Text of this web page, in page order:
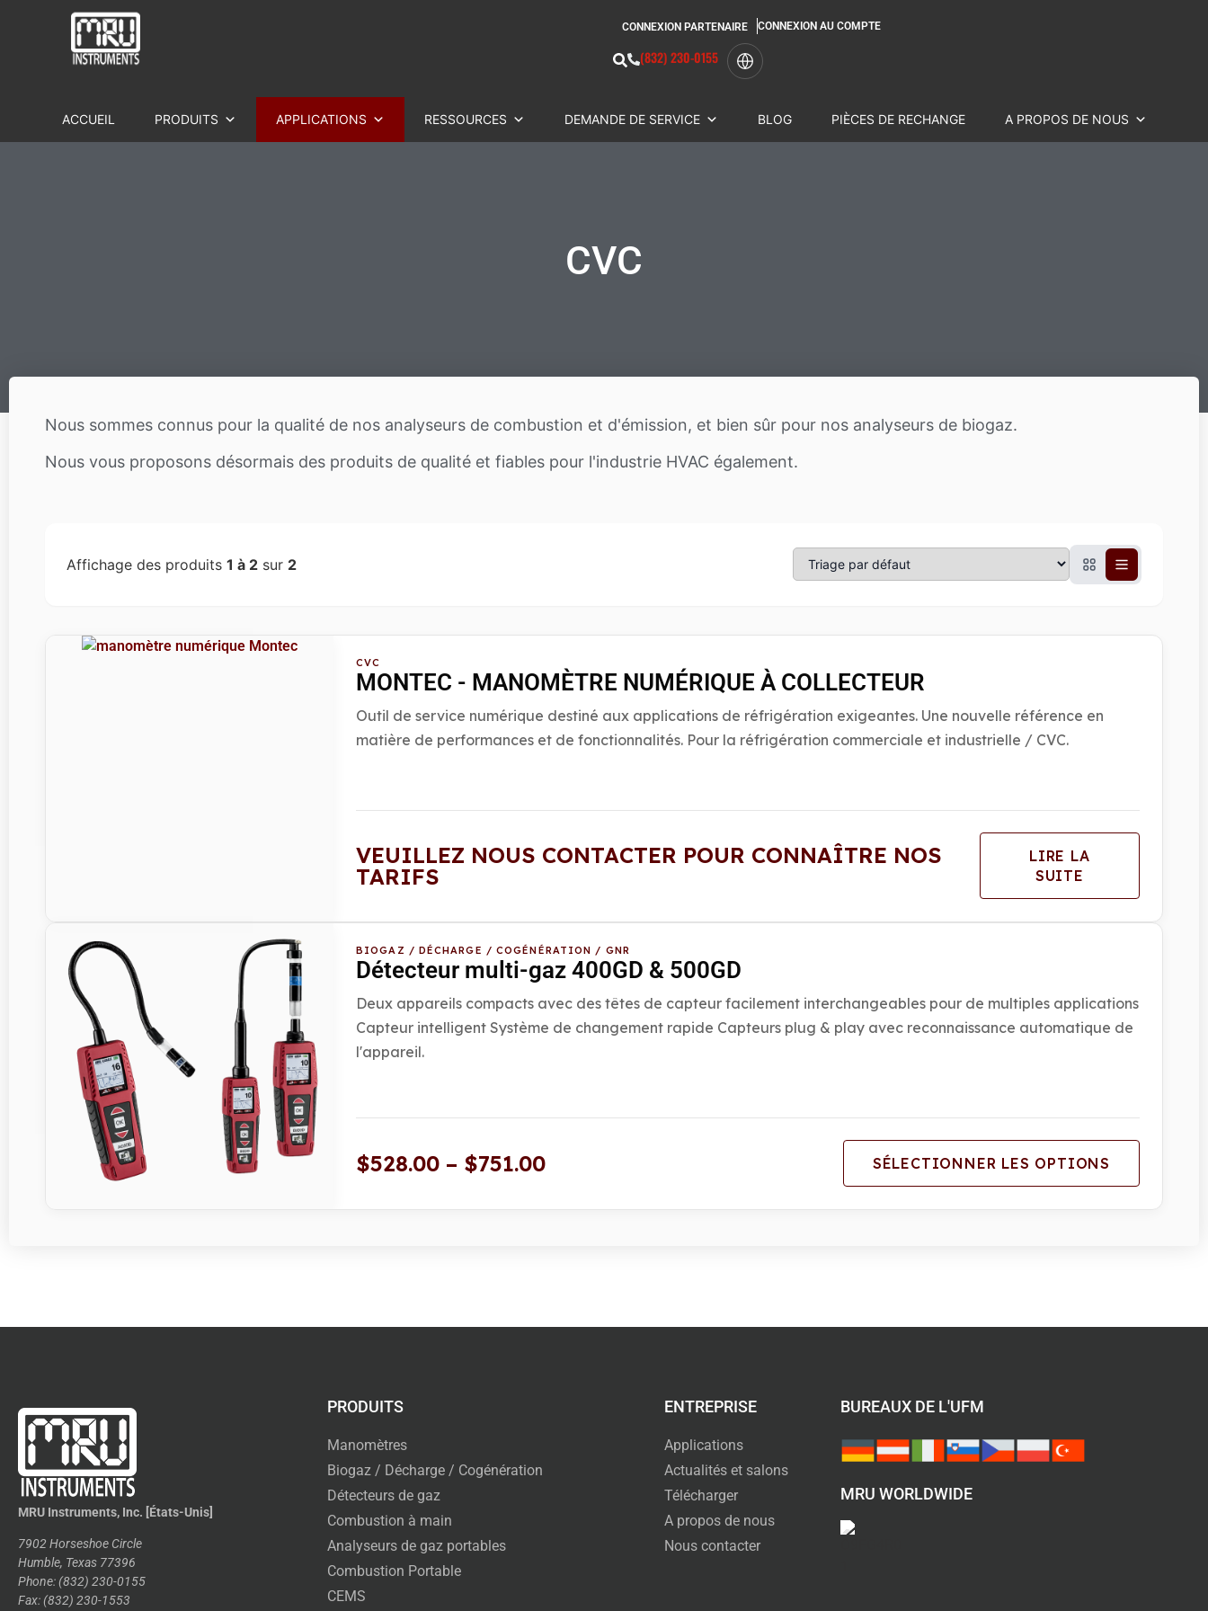
CONNEXION PARTENAIRE CONNEXION AU COMPTE
(832) 230-0155
ACCUEIL PRODUITS APPLICATIONS RESSOURCES DEMANDE DE SERVICE BLOG PIÈCES DE RECHANGE A PROPOS DE NOUS
CVC
Nous sommes connus pour la qualité de nos analyseurs de combustion et d'émission, et bien sûr pour nos analyseurs de biogaz.
Nous vous proposons désormais des produits de qualité et fiables pour l'industrie HVAC également.
Affichage des produits 1 à 2 sur 2
CVC
MONTEC - MANOMÈTRE NUMÉRIQUE À COLLECTEUR
Outil de service numérique destiné aux applications de réfrigération exigeantes. Une nouvelle référence en
matière de performances et de fonctionnalités. Pour la réfrigération commerciale et industrielle / CVC.
VEUILLEZ NOUS CONTACTER POUR CONNAÎTRE NOS
TARIFS
LIRE LA
SUITE
BIOGAZ / DÉCHARGE / COGÉNÉRATION / GNR
Détecteur multi-gaz 400GD & 500GD
Deux appareils compacts avec des têtes de capteur facilement interchangeables pour de multiples applications
Capteur intelligent Système de changement rapide Capteurs plug & play avec reconnaissance automatique de
l'appareil.
$528.00 – $751.00 SÉLECTIONNER LES OPTIONS
MRU Instruments, Inc. [États-Unis]
7902 Horseshoe Circle
Humble, Texas 77396
Phone: (832) 230-0155
Fax: (832) 230-1553
PRODUITS
Manomètres
Biogaz / Décharge / Cogénération
Détecteurs de gaz
Combustion à main
Analyseurs de gaz portables
Combustion Portable
CEMS
ENTREPRISE
Applications
Actualités et salons
Télécharger
A propos de nous
Nous contacter
BUREAUX DE L'UFM
MRU WORLDWIDE